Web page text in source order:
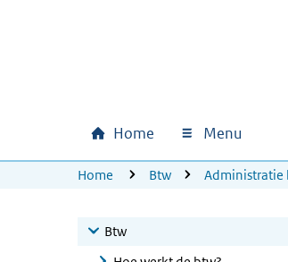
Hoofdnavigatie
Home Menu
U bevindt zich hier:
Home Btw Administratie
Btw